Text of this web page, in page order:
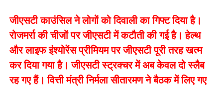
जीएसटी काउंसिल ने लोगों को दिवाली का गिफ्ट दिया है।
रोजमर्रा की चीजों पर जीएसटी में कटौती की गई है। हेल्थ
और लाइफ इंश्योरेंस प्रीमियम पर जीएसटी पूरी तरह खत्म
कर दिया गया है। जीएसटी स्ट्रक्चर में अब केवल दो स्लैब
रह गए हैं। वित्ती मंत्री निर्मला सीतारमण ने बैठक में लिए गए